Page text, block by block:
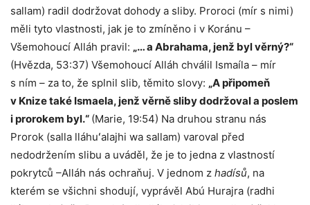
sallam) radil dodržovat dohody a sliby. Proroci (mír s nimi)
měli tyto vlastnosti, jak je to zmíněno i v Koránu –
Všemohoucí Alláh pravil: „… a Abrahama, jenž byl věrný?“
(Hvězda, 53:37) Všemohoucí Alláh chválil Ismaíla – mír
s ním – za to, že splnil slib, těmito slovy: „A připomeň
v Knize také Ismaela, jenž věrně sliby dodržoval a poslem
i prorokem byl.“ (Marie, 19:54) Na druhou stranu nás
Prorok (salla lláhuʻalajhi wa sallam) varoval před
nedodržením slibu a uváděl, že je to jedna z vlastností
pokrytců –Alláh nás ochraňuj. V jednom z hadísů, na
kterém se všichni shodují, vyprávěl Abú Hurajra (radhi